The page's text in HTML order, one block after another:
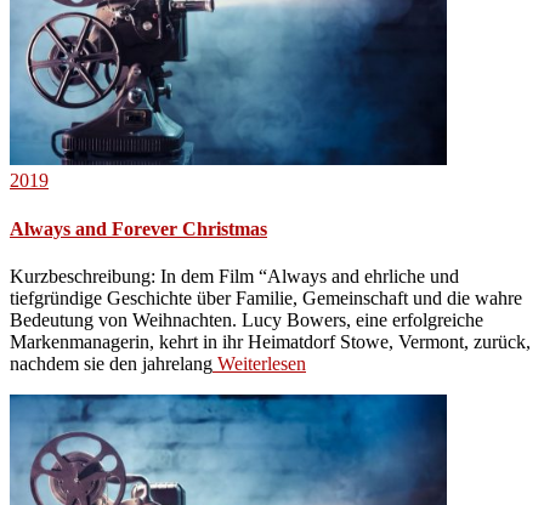
2019
Always and Forever Christmas
Kurzbeschreibung: In dem Film “Always and ehrliche und
tiefgründige Geschichte über Familie, Gemeinschaft und die wahre
Bedeutung von Weihnachten. Lucy Bowers, eine erfolgreiche
Markenmanagerin, kehrt in ihr Heimatdorf Stowe, Vermont, zurück,
nachdem sie den jahrelang Weiterlesen